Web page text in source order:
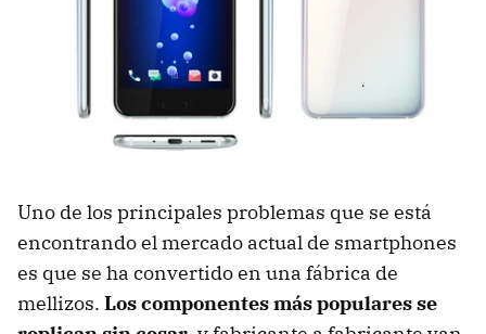
Uno de los principales problemas que se está
encontrando el mercado actual de smartphones
es que se ha convertido en una fábrica de
mellizos. Los componentes más populares se